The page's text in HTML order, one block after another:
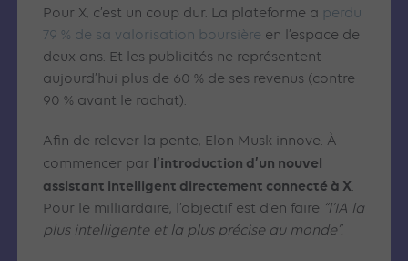
Pour X, c’est un coup dur. La plateforme a perdu
79 % de sa valorisation boursière en l’espace de
deux ans. Et les publicités ne représentent
aujourd’hui plus de 60 % de ses revenus (contre
90 % avant le rachat).
Afin de relever la pente, Elon Musk innove. À
commencer par l’introduction d’un nouvel
assistant intelligent directement connecté à X.
Pour le milliardaire, l’objectif est d’en faire “l’IA la
plus intelligente et la plus précise au monde”.